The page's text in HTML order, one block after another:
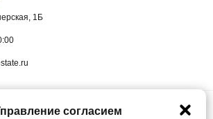
1Б
ИНН 910218942064
согласием